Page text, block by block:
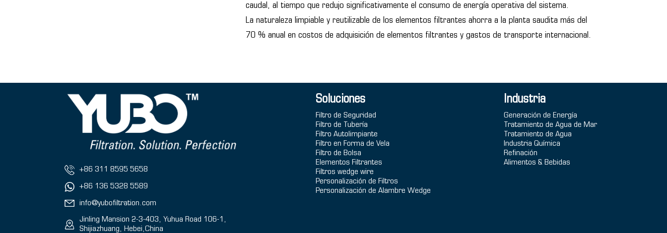
caudal, al tiempo que redujo significativamente el consumo de energía operativa del sistema.
La naturaleza limpiable y reutilizable de los elementos filtrantes ahorra a la planta saudita más del
70 % anual en costos de adquisición de elementos filtrantes y gastos de transporte internacional.
+86 311 8595 5658
+86 136 5328 5589
info@yubofiltration.com
Jinling Mansion 2-3-403, Yuhua Road 106-1,
Shijiazhuang, Hebei,China
Soluciones
Filtro de Seguridad
Filtro de Tubería
Filtro Autolimpiante
Filtro en Forma de Vela
Filtro de Bolsa
Elementos Filtrantes
Filtros wedge wire
Personalización de Filtros
Personalización de Alambre Wedge
Industria
Generación de Energía
Tratamiento de Agua de Mar
Tratamiento de Agua
Industria Química
Refinación
Alimentos & Bebidas